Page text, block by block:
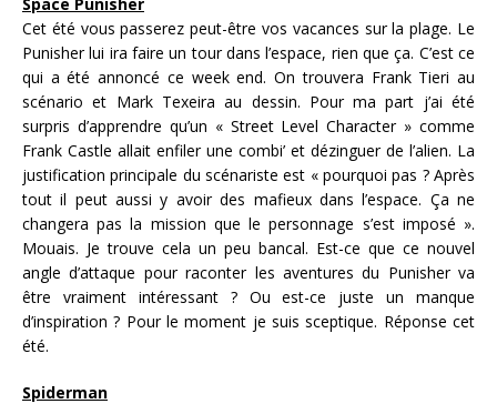
Cet été vous passerez peut-être vos vacances sur la plage. Le
Punisher lui ira faire un tour dans l’espace, rien que ça. C’est ce
qui a été annoncé ce week end. On trouvera Frank Tieri au
scénario et Mark Texeira au dessin. Pour ma part j’ai été
surpris d’apprendre qu’un « Street Level Character » comme
Frank Castle allait enfiler une combi’ et dézinguer de l’alien. La
justification principale du scénariste est « pourquoi pas ? Après
tout il peut aussi y avoir des mafieux dans l’espace. Ça ne
changera pas la mission que le personnage s’est imposé ».
Mouais. Je trouve cela un peu bancal. Est-ce que ce nouvel
angle d’attaque pour raconter les aventures du Punisher va
être vraiment intéressant ? Ou est-ce juste un manque
d’inspiration ? Pour le moment je suis sceptique. Réponse cet
été.
Spiderman